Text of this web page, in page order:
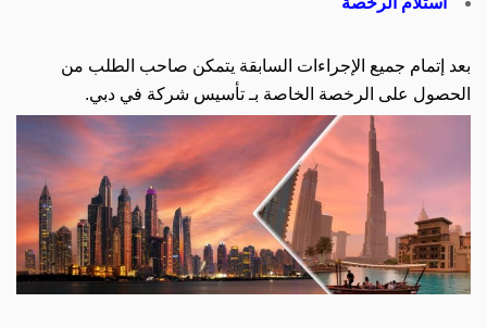
بعد إتمام جميع الإجراءات السابقة يتمكن صاحب الطلب من
الحصول على الرخصة الخاصة بـ تأسيس شركة في دبي.